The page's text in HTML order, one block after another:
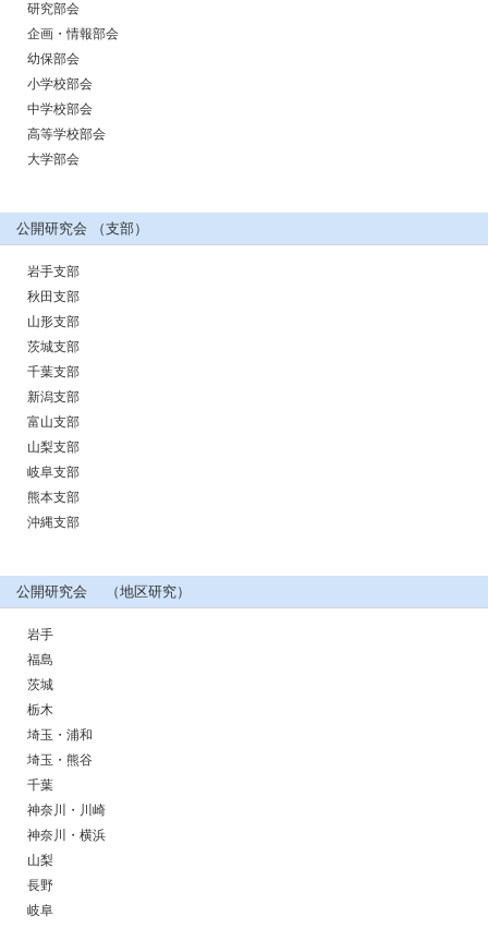
研究部会
企画・情報部会
幼保部会
小学校部会
中学校部会
高等学校部会
大学部会
公開研究会 （支部）
岩手支部
秋田支部
山形支部
茨城支部
千葉支部
新潟支部
富山支部
山梨支部
岐阜支部
熊本支部
沖縄支部
公開研究会 （地区研究）
岩手
福島
茨城
栃木
埼玉・浦和
埼玉・熊谷
千葉
神奈川・川崎
神奈川・横浜
山梨
長野
岐阜